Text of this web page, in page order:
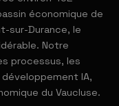
économique de
sur-Durance, le
Notre
processus, les
IA,
du Vaucluse.